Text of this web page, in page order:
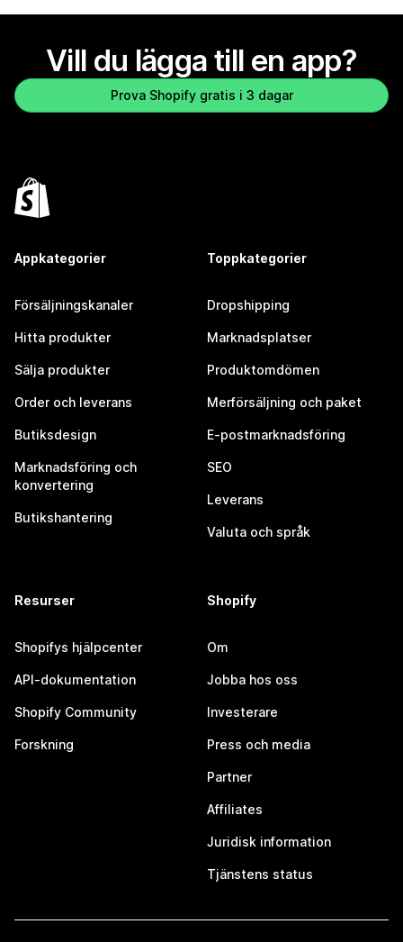
Vill du lägga till en app?
Prova Shopify gratis i 3 dagar
Appkategorier
Försäljningskanaler
Hitta produkter
Sälja produkter
Order och leverans
Butiksdesign
Marknadsföring och
konvertering
Butikshantering
Toppkategorier
Dropshipping
Marknadsplatser
Produktomdömen
Merförsäljning och paket
E-postmarknadsföring
SEO
Leverans
Valuta och språk
Resurser
Shopifys hjälpcenter
API-dokumentation
Shopify Community
Forskning
Shopify
Om
Jobba hos oss
Investerare
Press och media
Partner
Affiliates
Juridisk information
Tjänstens status